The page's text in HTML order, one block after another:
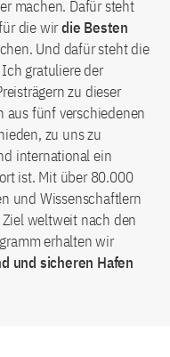
machen. Dafür steht
die wirdie Besten
Und dafür steht die
gratuliere der
zu dieser
aus fünf verschiedenen
zu uns zu
international ein
ist. Mit über 80.000
und Wissenschaftlern
weltweit nach den
erhalten wir
und sicheren Hafen